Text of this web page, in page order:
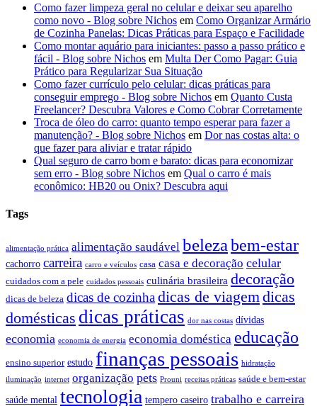
Como fazer limpeza geral no celular e deixar seu aparelho
como novo - Blog sobre Nichos em Como Organizar Armário
de Cozinha Panelas: Dicas Práticas para Espaço e Facilidade
Como montar aquário para iniciantes: passo a passo prático e
fácil - Blog sobre Nichos em Multa Der Como Pagar: Guia
Prático para Regularizar Sua Situação
Como fazer currículo pelo celular: dicas práticas para
conseguir emprego - Blog sobre Nichos em Quanto Custa
Freelancer? Descubra Valores e Como Cobrar Corretamente
Troca de óleo do carro: quanto tempo esperar para fazer a
manutenção? - Blog sobre Nichos em Dor nas costas alta: o
que fazer para aliviar e tratar rápido
Qual seguro de carro bom e barato: dicas para economizar
sem erro - Blog sobre Nichos em Qual o carro é mais
econômico: HB20 ou Onix? Descubra aqui
Tags
alimentação prática alimentação saudável belezabem-estar
cachorro carreira carro e veículos casa casa e decoração celular
cuidados com a pele cuidados pessoais culinária brasileira decoração
dicas de beleza dicas de cozinhadicas de viagemdicas
domésticas dicas práticas dor nas costas dívidas
economia economia de energia economia doméstica educação
ensino superior estudo finanças pessoais hidratação
iluminação internet organização pets Prouni receitas práticas saúde e bem-estar
saúde mental tecnologia tempero caseiro trabalho e carreira